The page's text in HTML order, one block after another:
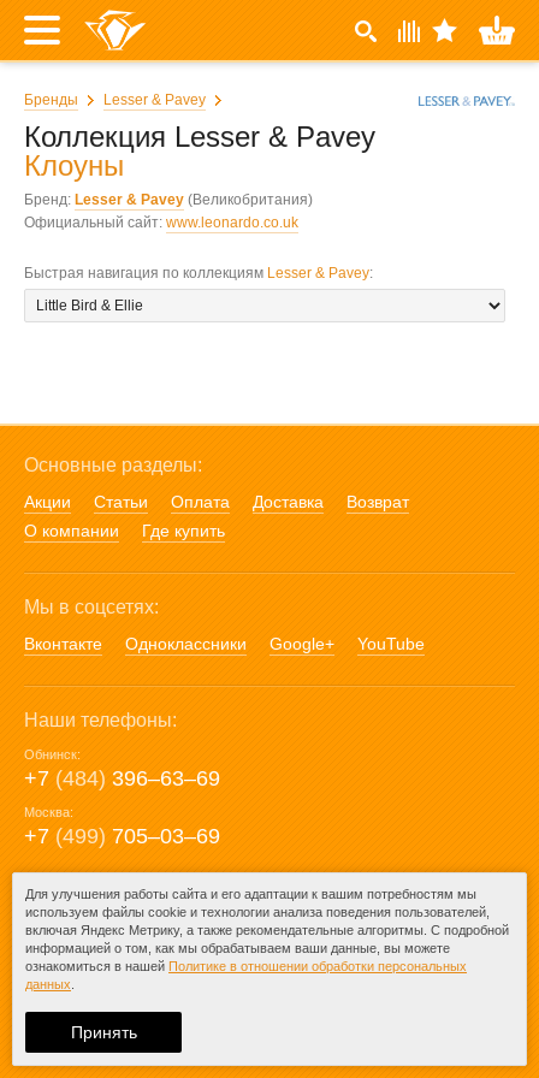
Бренды Lesser & Pavey
Коллекция Lesser & Pavey
Клоуны
Бренд: Lesser & Pavey (Великобритания)
Официальный сайт: www.leonardo.co.uk
Быстрая навигация по коллекциям Lesser & Pavey:
Основные разделы:
Акции Статьи Оплата Доставка
Возврат
О компании
Где купить
Мы в соцсетях:
Вконтакте Одноклассники Google+ YouTube
Наши телефоны:
Обнинск:
+7 (484) 396‒63‒69
Москва:
+7 (499) 705‒03‒69
E-mail:
mail@posuda40.ru
При любом копировании информации
ссылка на
Для улучшения работы сайта и его адаптации к вашим потребностям мы
используем файлы cookie и технологии анализа поведения пользователей,
включая Яндекс Метрику, а также рекомендательные алгоритмы. С подробной
информацией о том, как мы обрабатываем ваши данные, вы можете
ознакомиться в нашей Политике в отношении обработки персональных
данных
Принять